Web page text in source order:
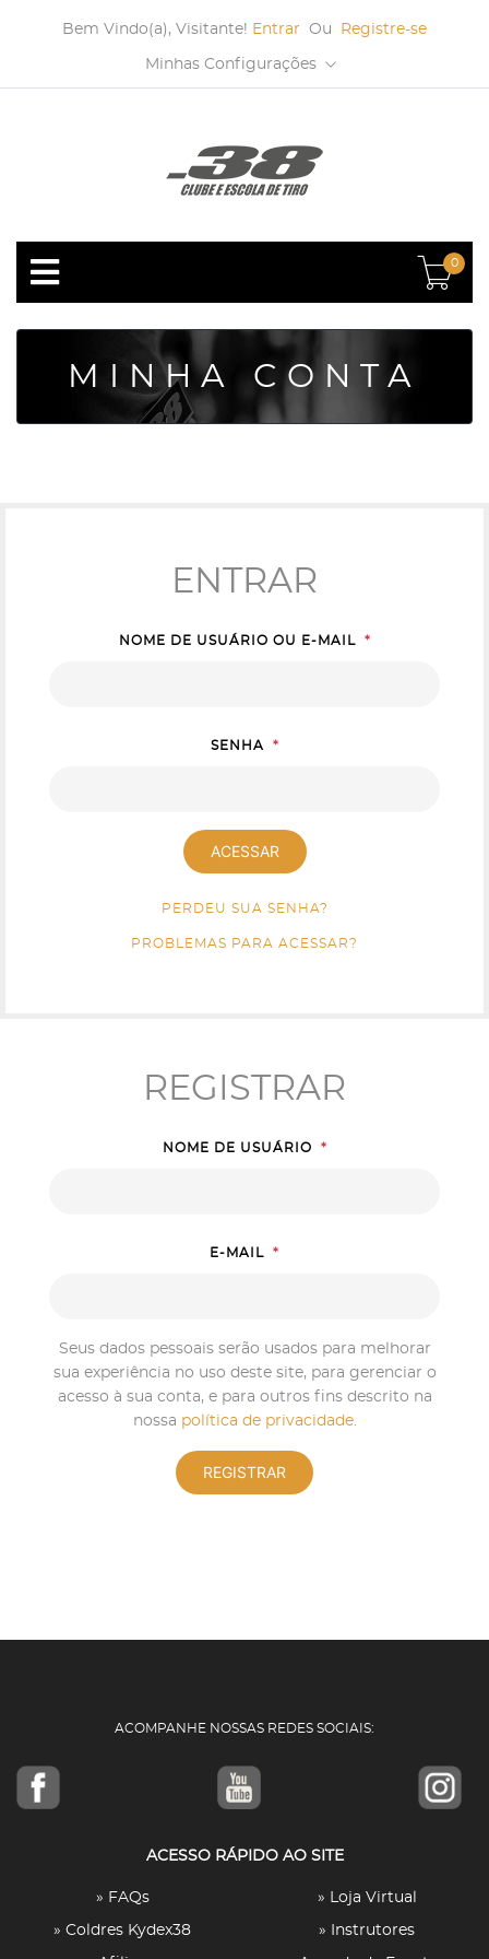
Bem Vindo(a), Visitante! Entrar Ou Registre-se
Minhas Configurações
0
MINHA CONTA
ENTRAR
NOME DE USUÁRIO OU E-MAIL *
SENHA *
ACESSAR
PERDEU SUA SENHA?
PROBLEMAS PARA ACESSAR?
REGISTRAR
NOME DE USUÁRIO *
E-MAIL *
Seus dados pessoais serão usados para melhorar
sua experiência no uso deste site, para gerenciar o
acesso à sua conta, e para outros fins descrito na
nossa política de privacidade.
REGISTRAR
ACOMPANHE NOSSAS REDES SOCIAIS:
ACESSO RÁPIDO AO SITE
» FAQs
» Coldres Kydex38
» Loja Virtual
» Instrutores